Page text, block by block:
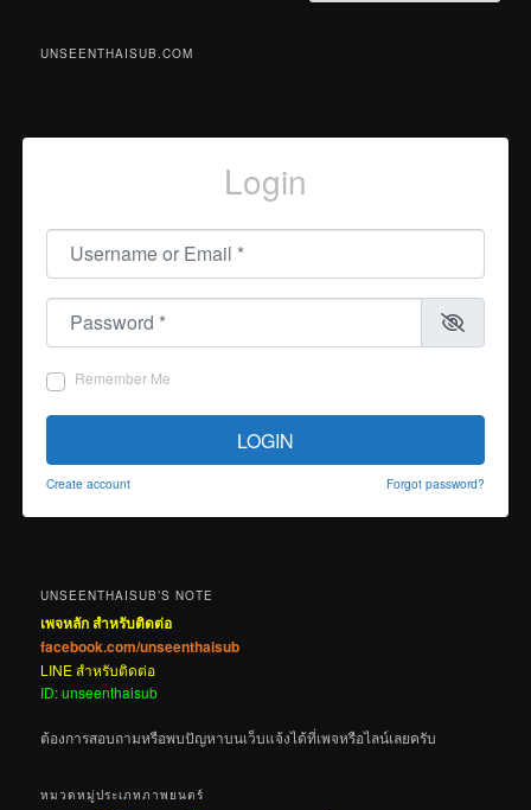
UNSEENTHAISUB.COM
Login
Username or Email
Password
Remember Me
LOGIN
Create account Forgot password?
UNSEENTHAISUB’S NOTE
เพจหลัก สำหรับติดต่อ
facebook.com/unseenthaisub
LINE สำหรับติดต่อ
ID: unseenthaisub
ต้องการสอบถามหรือพบปัญหาบนเว็บแจ้งได้ที่เพจหรือไลน์เลยครับ
หมวดหมู่ประเภทภาพยนตร์